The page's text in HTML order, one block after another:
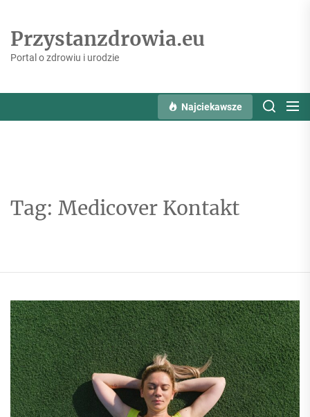
content
Przystanzdrowia.eu
Portal o zdrowiu i urodzie
Najciekawsze
Tag: Medicover Kontakt